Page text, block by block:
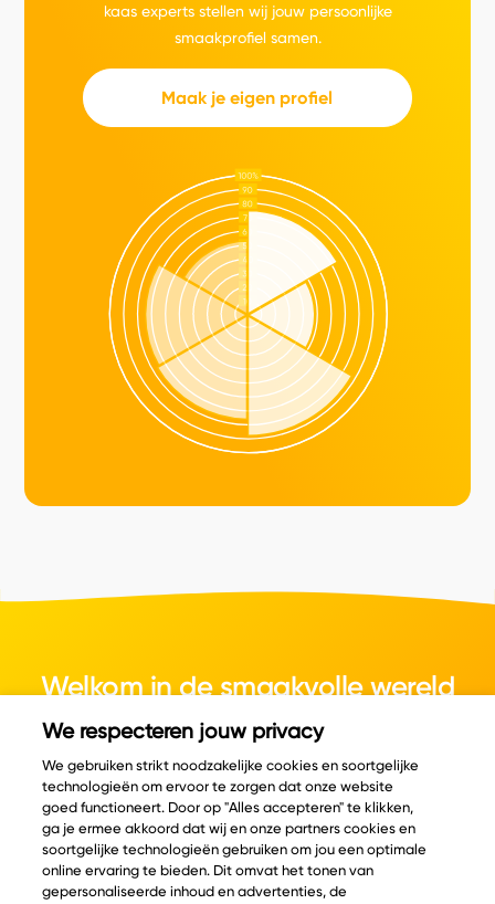
kaas experts stellen wij jouw persoonlijke
smaakprofiel samen.
Maak je eigen profiel
Welkom in de smaakvolle wereld
van kaas.
© Copyright 2026 Velder
We respecteren jouw privacy
We gebruiken strikt noodzakelijke cookies en soortgelijke
technologieën om ervoor te zorgen dat onze website
goed functioneert. Door op "Alles accepteren" te klikken,
ga je ermee akkoord dat wij en onze partners cookies en
soortgelijke technologieën gebruiken om jou een optimale
online ervaring te bieden. Dit omvat het tonen van
gepersonaliseerde inhoud en advertenties, de